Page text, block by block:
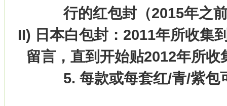
行的红包封（2015年之
II) 日本白包封：2011年所收集
留言，直到开始贴2012年所
5. 每款或每套红/青/紫包